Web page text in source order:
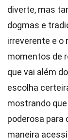
diverte, mas
dogmas e
irreverente e o
momentos de
que vai além
escolha
mostrando
poderosa para
maneira